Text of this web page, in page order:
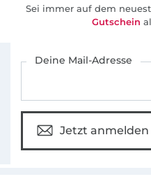
Sei immer auf dem
Gutschein
Deine Mail-Adresse
Jetzt anmelden